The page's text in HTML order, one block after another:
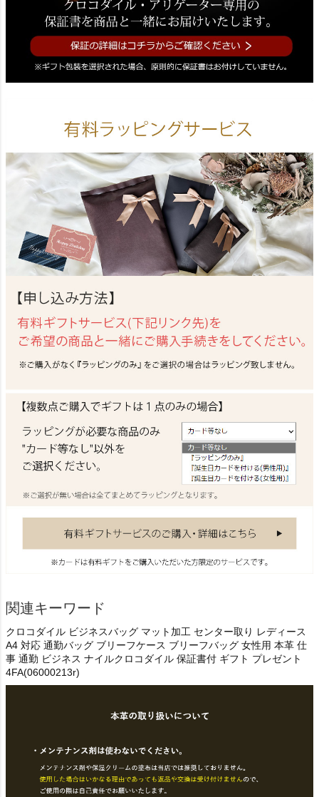
関連キーワード
クロコダイル ビジネスバッグ マット加工 センター取り レディース
A4 対応 通勤バッグ ブリーフケース ブリーフバッグ 女性用 本革 仕
事 通勤 ビジネス ナイルクロコダイル 保証書付 ギフト プレゼント
4FA(06000213r)